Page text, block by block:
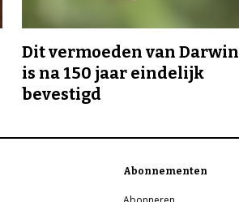
Dit vermoeden van Darwin
is na 150 jaar eindelijk
bevestigd
Abonnementen